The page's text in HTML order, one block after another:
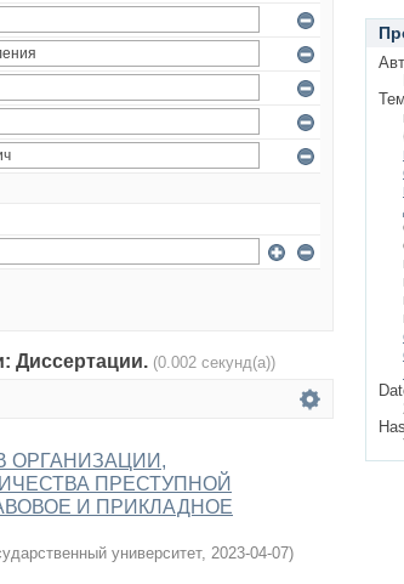
Диссертации. (0.002 секунд(а))
ОРГАНИЗАЦИИ,
ПРЕСТУПНОЙ
И ПРИКЛАДНОЕ
университет, 2023-04-07)